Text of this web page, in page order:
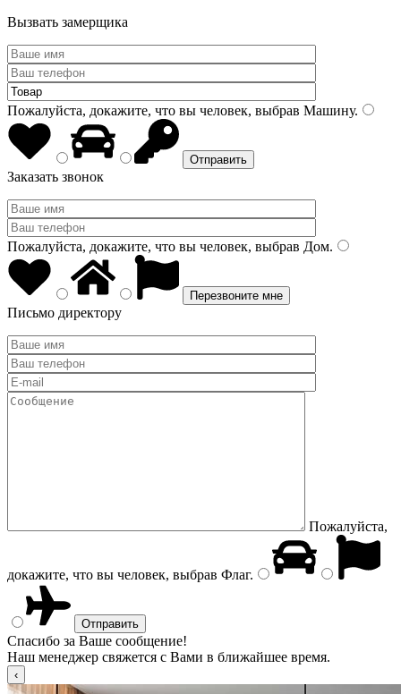
Вызвать замерщика
Пожалуйста, докажите, что вы человек, выбрав Машину.
Заказать звонок
Пожалуйста, докажите, что вы человек, выбрав Дом.
Письмо директору
Пожалуйста,
докажите, что вы человек, выбрав Флаг.
Спасибо за Ваше сообщение!
Наш менеджер свяжется с Вами в ближайшее время.